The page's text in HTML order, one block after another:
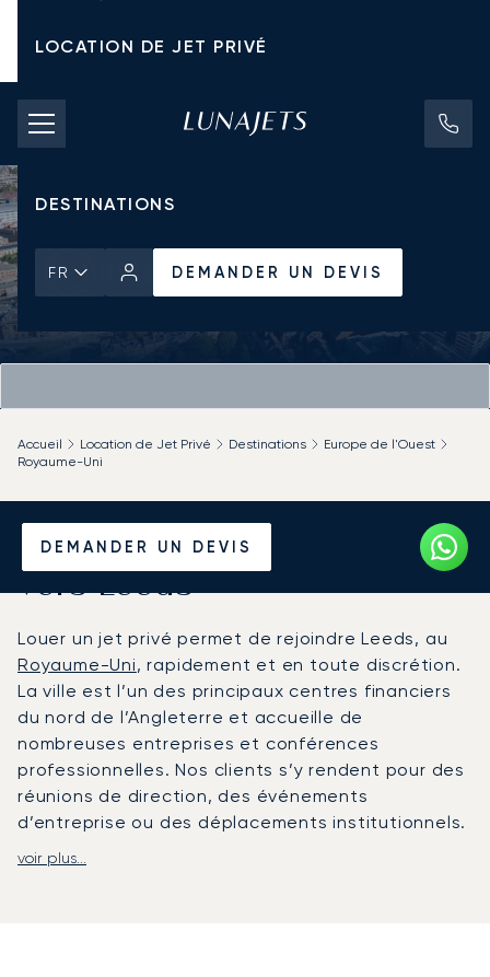
LOCATION DE JET PRIVÉ
TARIFS D'AFFRÈTEMENT
JETS PRIVÉS
DESTINATIONS
FR DEMANDER UN DEVIS
DEMANDER UN DEVIS
Accueil Location de Jet Privé Destinations
Europe de l'Ouest
Royaume-Uni
Louer un Jet Privé depuis et
vers Leeds
Louer un jet privé permet de rejoindre Leeds, au
Royaume-Uni, rapidement et en toute discrétion.
La ville est l’un des principaux centres financiers
du nord de l’Angleterre et accueille de
nombreuses entreprises et conférences
professionnelles. Nos clients s’y rendent pour des
réunions de direction, des événements
d’entreprise ou des déplacements institutionnels.
LunaJets organise des vols depuis et vers les
voir plus...